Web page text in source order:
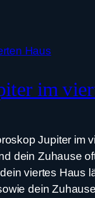
im
Jupiter im
dein Zuhause
viertes Haus
dein